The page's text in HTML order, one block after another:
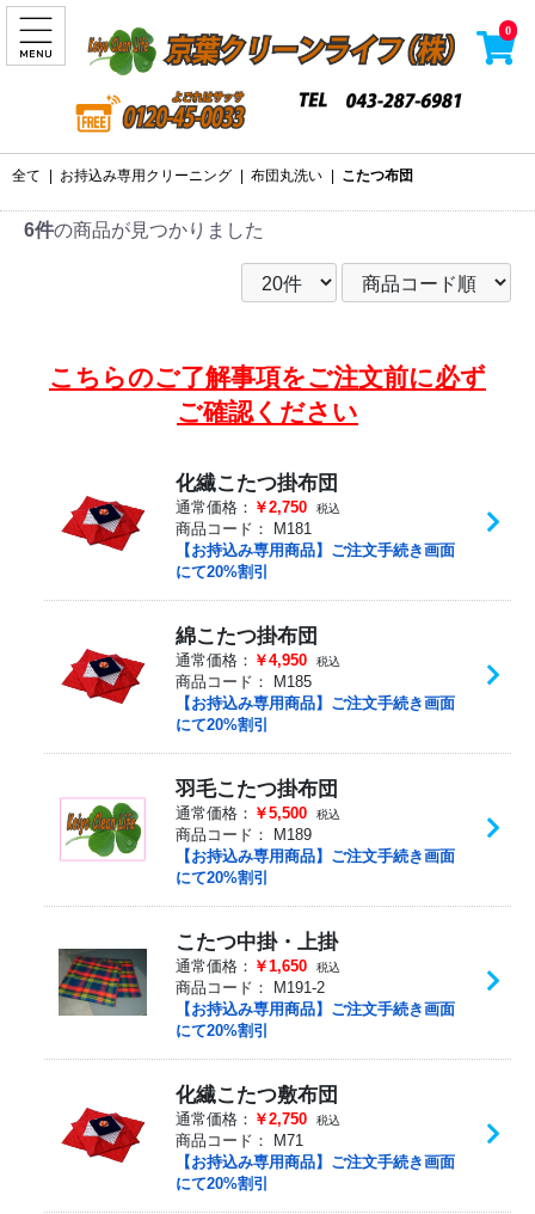
0
全て | お持込み専用クリーニング | 布団丸洗い | こたつ布団
6件の商品が見つかりました
こちらのご了解事項をご注文前に必ず
ご確認ください
化繊こたつ掛布団
通常価格： ￥2,750 税込
商品コード： M181
【お持込み専用商品】ご注文手続き画面
にて20%割引
綿こたつ掛布団
通常価格： ￥4,950 税込
商品コード： M185
【お持込み専用商品】ご注文手続き画面
にて20%割引
羽毛こたつ掛布団
通常価格： ￥5,500 税込
商品コード： M189
【お持込み専用商品】ご注文手続き画面
にて20%割引
こたつ中掛・上掛
通常価格： ￥1,650 税込
商品コード： M191-2
【お持込み専用商品】ご注文手続き画面
にて20%割引
化繊こたつ敷布団
通常価格： ￥2,750 税込
商品コード： M71
【お持込み専用商品】ご注文手続き画面
にて20%割引